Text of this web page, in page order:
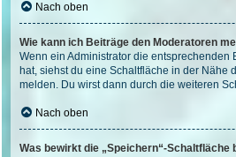
Nach oben
Wie kann ich Beiträge den Moderatoren
Wenn ein Administrator die entsprechenden
hat, siehst du eine Schaltfläche in der Nähe
melden. Du wirst dann durch die weiteren
Nach oben
Was bewirkt die „Speichern“-Schaltfläche